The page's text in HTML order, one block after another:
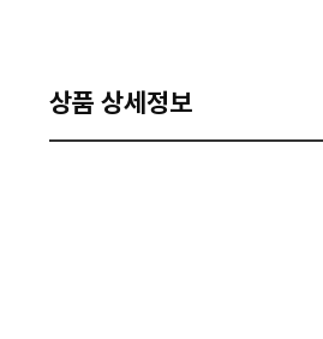
상품 상세정보